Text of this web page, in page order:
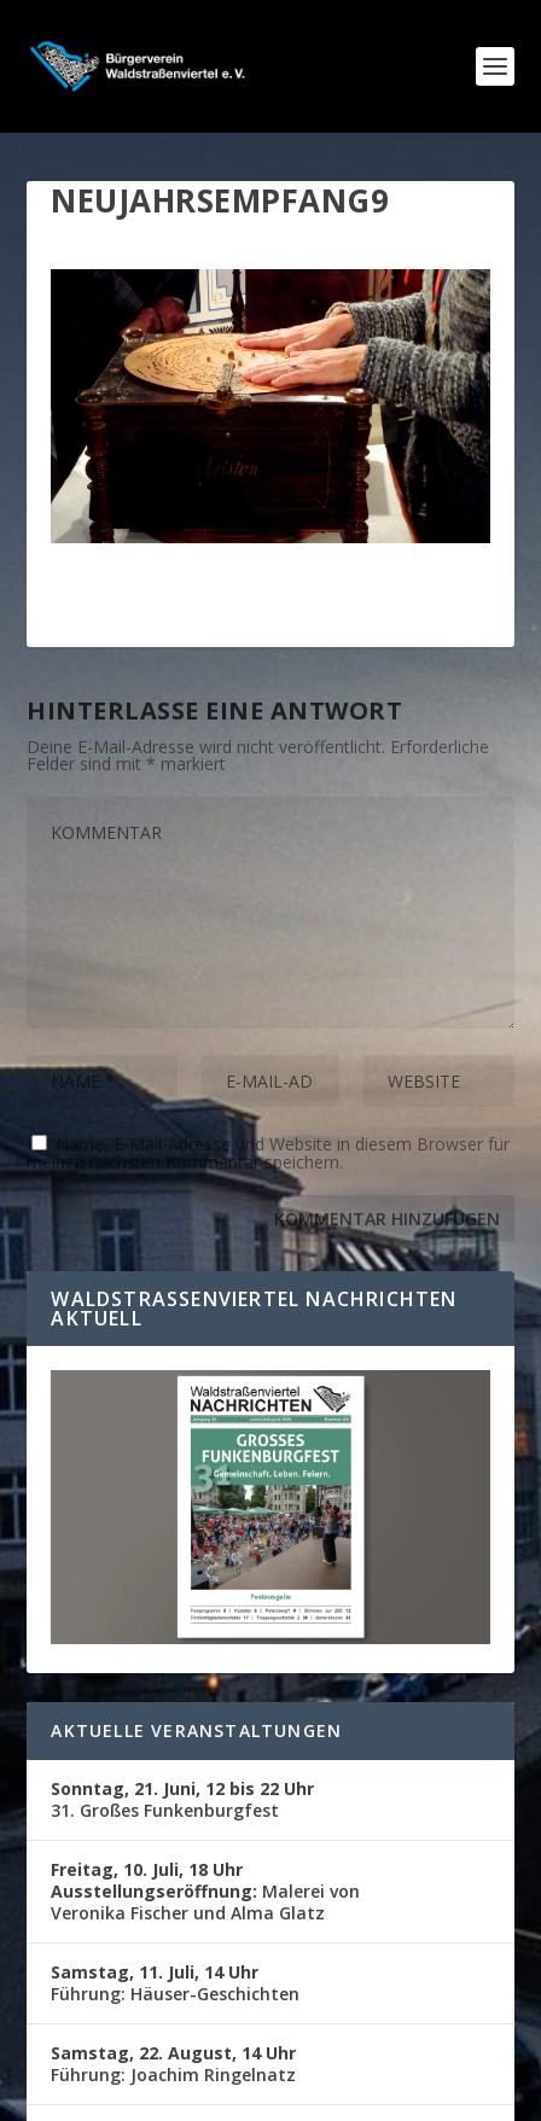
NEUJAHRSEMPFANG9
HINTERLASSE EINE ANTWORT
Deine E-Mail-Adresse wird nicht veröffentlicht. Erforderliche
Felder sind mit* markiert
Name, E-Mail-Adresse und Website in diesem Browser für
meinen nächsten Kommentar speichern.
WALDSTRASSENVIERTEL NACHRICHTEN A
KTUELL
AKTUELLE VERANSTALTUNGEN
Sonntag, 21. Juni, 12 bis 22 Uhr
31. Großes Funkenburgfest
Freitag, 10. Juli, 18 Uhr
Ausstellungseröffnung: Malerei von
Veronika Fischer und Alma Glatz
Samstag, 11. Juli, 14 Uhr
Führung: Häuser-Geschichten
Samstag, 22. August, 14 Uhr
Führung: Joachim Ringelnatz